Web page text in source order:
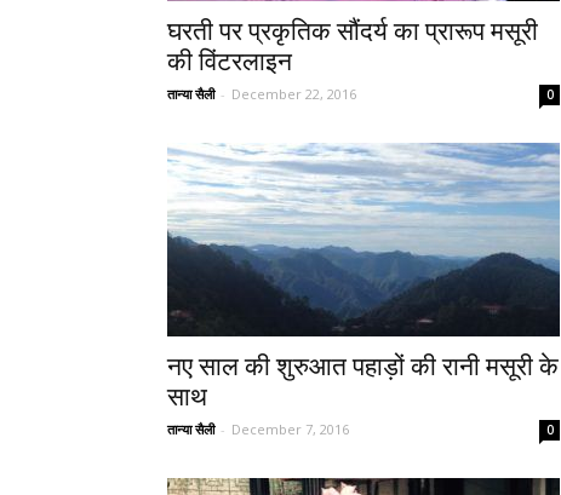
घरती पर प्रकृतिक सौंदर्य का प्रारूप मसूरी
की विंटरलाइन
तान्या सैली - December 22, 2016 0
नए साल की शुरुआत पहाड़ों की रानी मसूरी के
साथ
तान्या सैली - December 7, 2016 0